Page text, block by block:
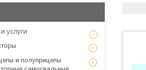
услуги
и полуприцепы